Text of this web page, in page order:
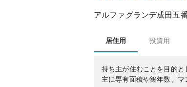
アルファグランデ成田五
居住用 投資用
持ち主が住むことを目的と
主に専有面積や築年数、マ